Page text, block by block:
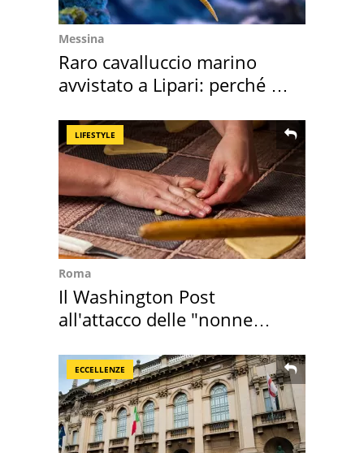
Messina
Raro cavalluccio marino
avvistato a Lipari: perché è
LIFESTYLE
Roma
Il Washington Post
all'attacco delle "nonne
ECCELLENZE